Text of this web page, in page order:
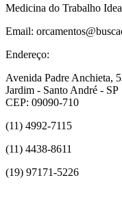
Medicina do Trabalho
Email:
Endereço:
Avenida Padre Anchieta,
Jardim - Santo André - SP
CEP: 09090-710
(11) 4992-7115
(11) 4438-8611
(19) 97171-5226